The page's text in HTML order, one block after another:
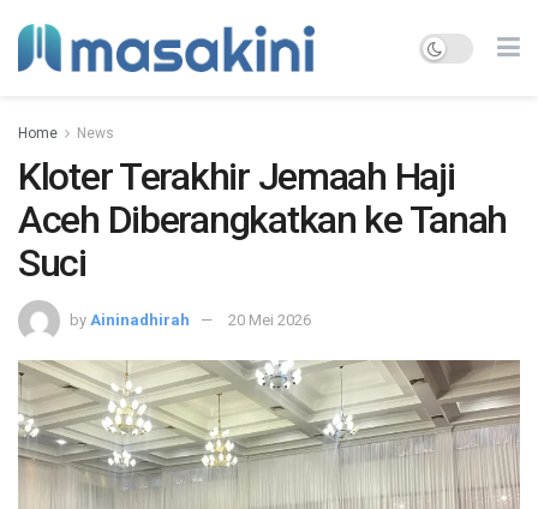
Home News
Kloter Terakhir Jemaah Haji
Aceh Diberangkatkan ke Tanah
Suci
by Aininadhirah 20 Mei 2026